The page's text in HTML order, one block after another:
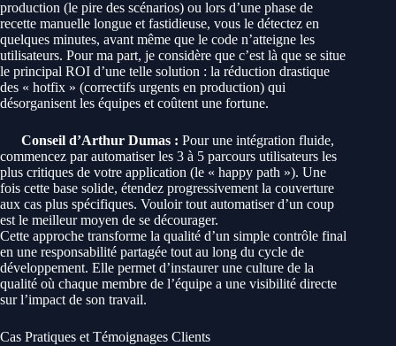
production (le pire des scénarios) ou lors d’une phase de
recette manuelle longue et fastidieuse, vous le détectez en
quelques minutes, avant même que le code n’atteigne les
utilisateurs. Pour ma part, je considère que c’est là que se situe
le principal ROI d’une telle solution : la réduction drastique
des « hotfix » (correctifs urgents en production) qui
désorganisent les équipes et coûtent une fortune.
Conseil d’Arthur Dumas : Pour une intégration fluide,
commencez par automatiser les 3 à 5 parcours utilisateurs les
plus critiques de votre application (le « happy path »). Une
fois cette base solide, étendez progressivement la couverture
aux cas plus spécifiques. Vouloir tout automatiser d’un coup
est le meilleur moyen de se décourager.
Cette approche transforme la qualité d’un simple contrôle final
en une responsabilité partagée tout au long du cycle de
développement. Elle permet d’instaurer une culture de la
qualité où chaque membre de l’équipe a une visibilité directe
sur l’impact de son travail.
Cas Pratiques et Témoignages Clients